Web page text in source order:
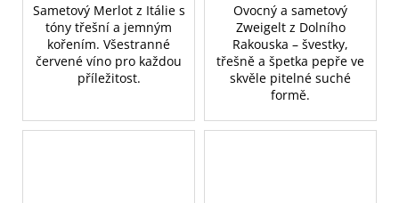
Sametový Merlot z Itálie s
tóny třešní a jemným
kořením. Všestranné
červené víno pro každou
příležitost.
Ovocný a sametový
Zweigelt z Dolního
Rakouska – švestky,
třešně a špetka pepře ve
skvěle pitelné suché
formě.